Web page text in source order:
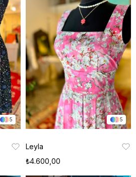
5 5
Leyla
₺4.600,00